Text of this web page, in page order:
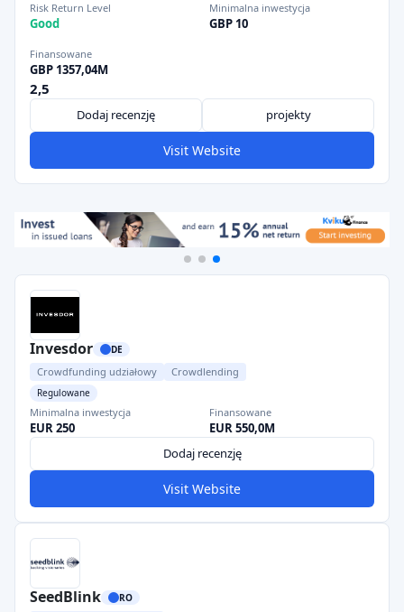
Risk Return Level
Good
Minimalna inwestycja
GBP 10
Finansowane
GBP 1357,04M
2,5
Dodaj recenzję projekty
Visit Website
Invesdor DE
Crowdfunding udziałowy Crowdlending
Regulowane
Minimalna inwestycja
EUR 250
Finansowane
EUR 550,0M
Dodaj recenzję
Visit Website
SeedBlink RO